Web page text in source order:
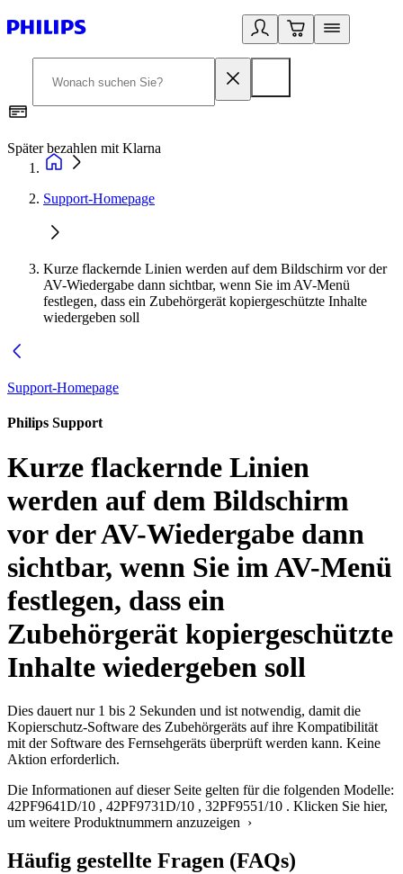
Später bezahlen mit Klarna
Support-Homepage
Kurze flackernde Linien werden auf dem Bildschirm vor der
AV-Wiedergabe dann sichtbar, wenn Sie im AV-Menü
festlegen, dass ein Zubehörgerät kopiergeschützte Inhalte
wiedergeben soll
Support-Homepage
Philips Support
Kurze flackernde Linien
werden auf dem Bildschirm
vor der AV-Wiedergabe dann
sichtbar, wenn Sie im AV-Menü
festlegen, dass ein
Zubehörgerät kopiergeschützte
Inhalte wiedergeben soll
Dies dauert nur 1 bis 2 Sekunden und ist notwendig, damit die
Kopierschutz-Software des Zubehörgeräts auf ihre Kompatibilität
mit der Software des Fernsehgeräts überprüft werden kann. Keine
Aktion erforderlich.
Die Informationen auf dieser Seite gelten für die folgenden Modelle:
42PF9641D/10 , 42PF9731D/10 , 32PF9551/10 . Klicken Sie hier,
um weitere Produktnummern anzuzeigen ›
Häufig gestellte Fragen (FAQs)